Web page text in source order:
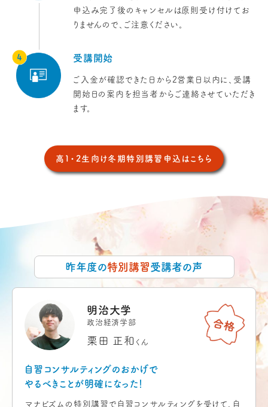
申込み完了後のキャンセルは原則受け付けてお
りませんので、ご注意ください。
受講開始
ご入金が確認できた日から2営業日以内に、受講
開始日の案内を担当者からご連絡させていただき
ます。
高1・2生向け冬期特別講習 申込はこちら
昨年度の特別講習受講者の声
明治大学
政治経済学部
栗田 正和 くん
自習コンサルティングのおかげで
やるべきことが明確になった！
マナビズムの特別講習で自習コンサルティングを受けて、自